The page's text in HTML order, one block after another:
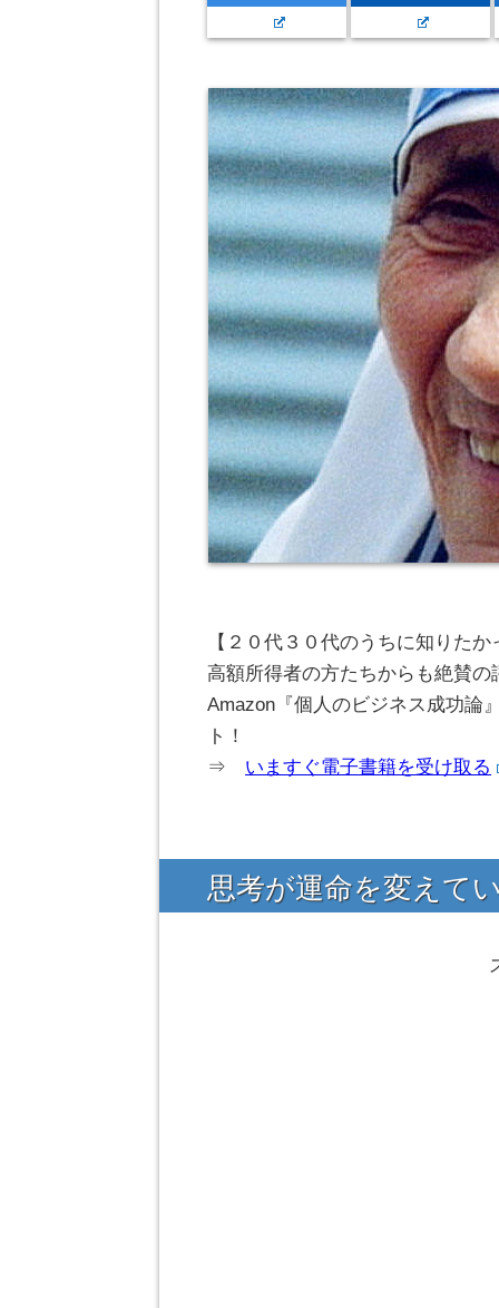
【２０代３０代のうちに知りたか
高額所得者の方たちからも絶賛の
Amazon『個人のビジネス成功論
ト！
⇒ いますぐ電子書籍を受け取る
思考が運命を変えて